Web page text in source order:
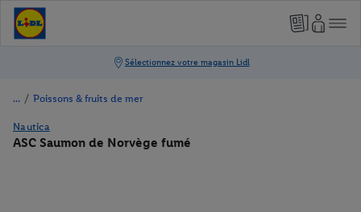
/ Poissons & fruits de mer
Nautica
ASC Saumon de Norvège fumé